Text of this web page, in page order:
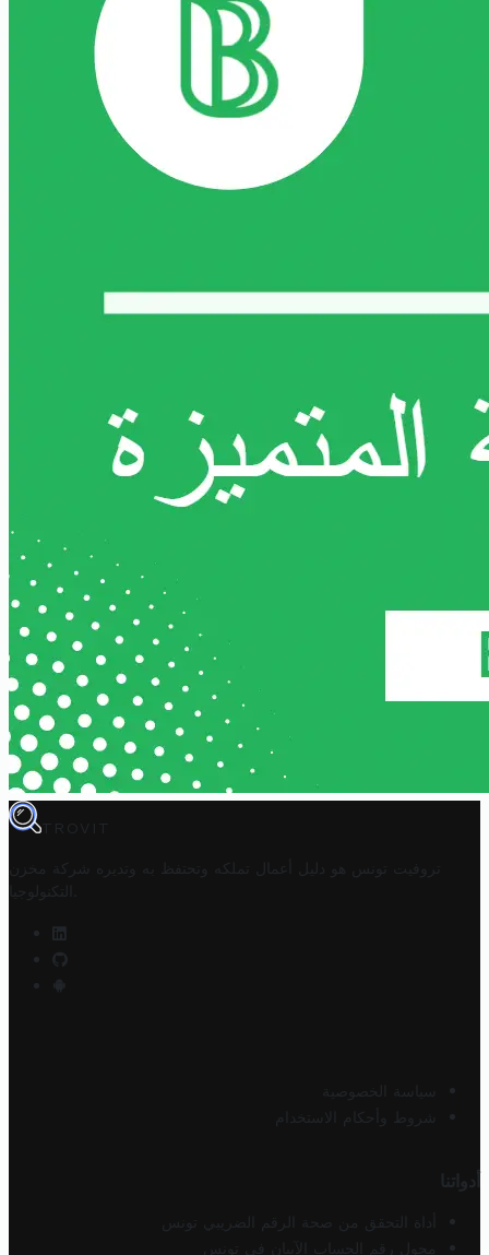
TROVIT
تروفيت تونس هو دليل أعمال تملكه وتحتفظ به وتديره
شركة مخزن
التكنولوجيا
سياسة الخصوصية
شروط وأحكام الاستخدام
أدواتنا
أداة التحقق من صحة الرقم الضريبي تونس
محول رقم الحساب الآيبان في تونس